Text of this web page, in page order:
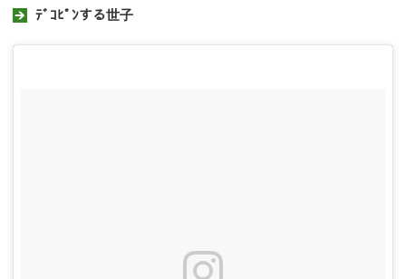
ﾃﾞｺﾋﾟﾝする世子